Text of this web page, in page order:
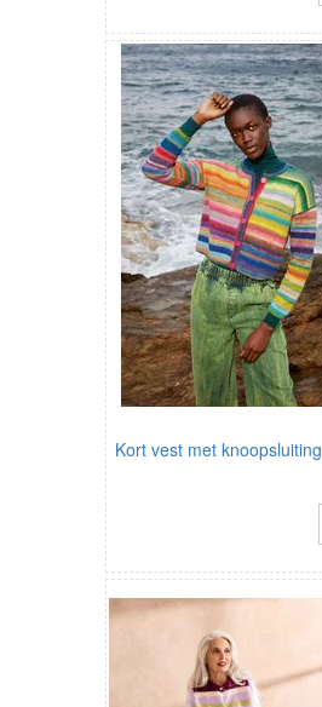
Kort vest met knoopsluiting